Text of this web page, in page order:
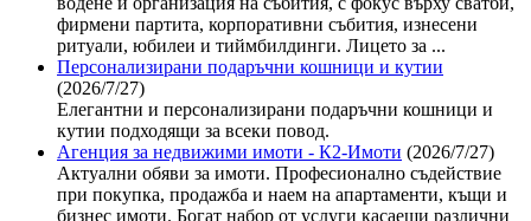
фирмени партита, корпоративни събития, изнесени
ритуали, юбилеи и тиймбилдинги. Лицето за ...
Персонализирани подаръчни кошници и кутии
(2026/7/27)
Елегантни и персонализирани подаръчни кошници и
кутии подходящи за всеки повод.
Агенция за недвижими имоти - К2-Имоти (2026/7/27)
Актуални обяви за имоти. Професионално съдействие
при покупка, продажба и наем на апартаменти, къщи и
бизнес имоти. Богат набор от услуги касаещи различни